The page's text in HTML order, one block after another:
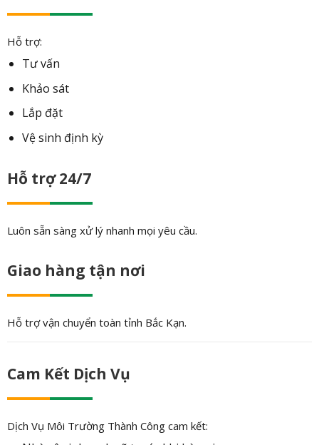
Hỗ trợ:
Tư vấn
Khảo sát
Lắp đặt
Vệ sinh định kỳ
Hỗ trợ 24/7
Luôn sẵn sàng xử lý nhanh mọi yêu cầu.
Giao hàng tận nơi
Hỗ trợ vận chuyển toàn tỉnh Bắc Kạn.
Cam Kết Dịch Vụ
Dịch Vụ Môi Trường Thành Công cam kết: